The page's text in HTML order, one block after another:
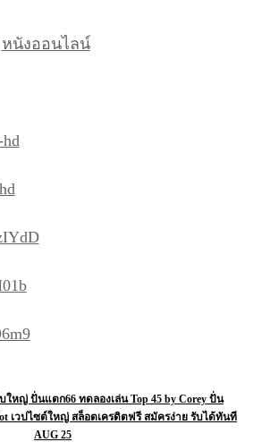
หนังออนไลน์
บใหญ่ ปั่นแตก66 ทดลองเล่น Top 45 by Corey ปั่น
เวปไซต์ใหญ่ สล็อตเครดิตฟรี สมัครง่าย รับได้ทันที
AUG 25